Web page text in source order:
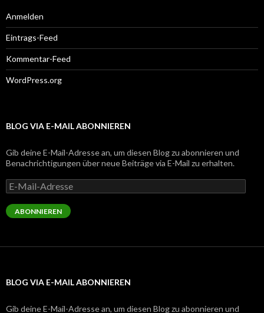
Anmelden
Eintrags-Feed
Kommentar-Feed
WordPress.org
BLOG VIA E-MAIL ABONNIEREN
Gib deine E-Mail-Adresse an, um diesen Blog zu abonnieren und
Benachrichtigungen über neue Beiträge via E-Mail zu erhalten.
E-
Mail-
Adresse
ABONNIEREN
BLOG VIA E-MAIL ABONNIEREN
Gib deine E-Mail-Adresse an, um diesen Blog zu abonnieren und